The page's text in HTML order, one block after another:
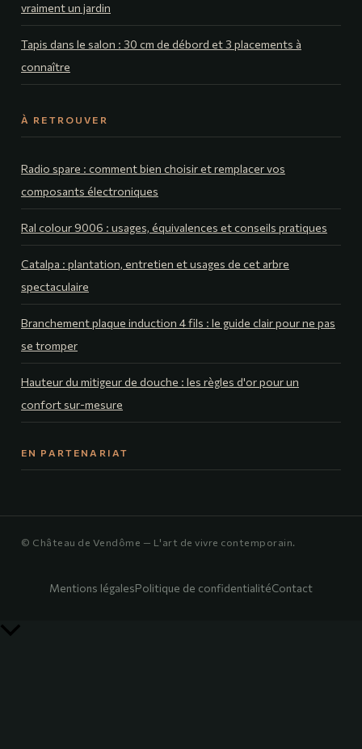
vraiment un jardin
Tapis dans le salon : 30 cm de débord et 3 placements à
connaître
À RETROUVER
Radio spare : comment bien choisir et remplacer vos
composants électroniques
Ral colour 9006 : usages, équivalences et conseils pratiques
Catalpa : plantation, entretien et usages de cet arbre
spectaculaire
Branchement plaque induction 4 fils : le guide clair pour ne pas
se tromper
Hauteur du mitigeur de douche : les règles d'or pour un
confort sur-mesure
EN PARTENARIAT
© Château de Vendôme — L'art de vivre contemporain.
Mentions légalesPolitique de confidentialitéContact